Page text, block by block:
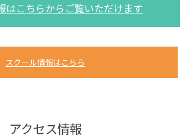
はこちらからご覧いただけます
スクール情報はこちら
アクセス情報